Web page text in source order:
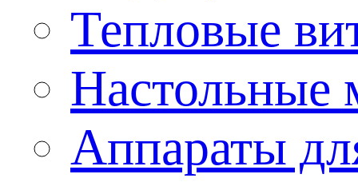
Тепловые
Настольные
Аппараты